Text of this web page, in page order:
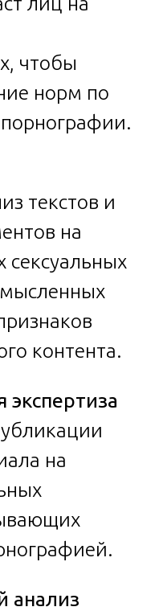
чтобы
норм по
текстов и
на
сексуальных
контента.
экспертиза
на
анализ